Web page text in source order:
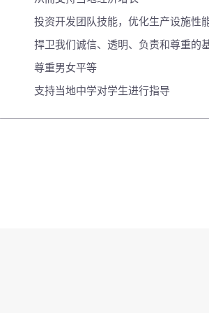
投资开发团队技能，优化生产设施性
捍卫我们诚信、透明、负责和尊重的
尊重男女平等
支持当地中学对学生进行指导